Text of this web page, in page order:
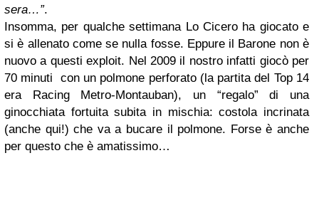
sera…”.
Insomma, per qualche settimana Lo Cicero ha giocato e
si è allenato come se nulla fosse. Eppure il Barone non è
nuovo a questi exploit. Nel 2009 il nostro infatti giocò per
70 minuti con un polmone perforato (la partita del Top 14
era Racing Metro-Montauban), un “regalo” di una
ginocchiata fortuita subita in mischia: costola incrinata
(anche qui!) che va a bucare il polmone. Forse è anche
per questo che è amatissimo…